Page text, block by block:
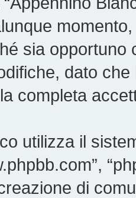
sia
dato che
completa
utilizza il
di